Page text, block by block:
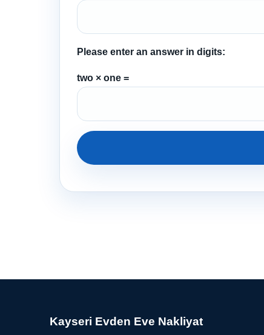
Please enter an answer in digits:
two × one =
Kayseri Evden Eve Nakliyat